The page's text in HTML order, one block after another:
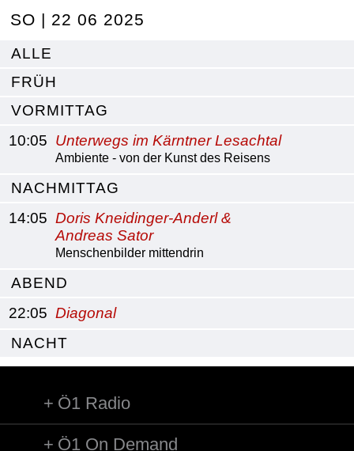
SO | 22 06 2025
ALLE
FRÜH
VORMITTAG
10:05 Unterwegs im Kärntner Lesachtal
Ambiente - von der Kunst des Reisens
NACHMITTAG
14:05 Doris Kneidinger-Anderl &
Andreas Sator
Menschenbilder mittendrin
ABEND
22:05 Diagonal
NACHT
Ö1 Radio
Ö1 On Demand